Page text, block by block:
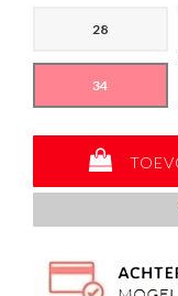
28
34